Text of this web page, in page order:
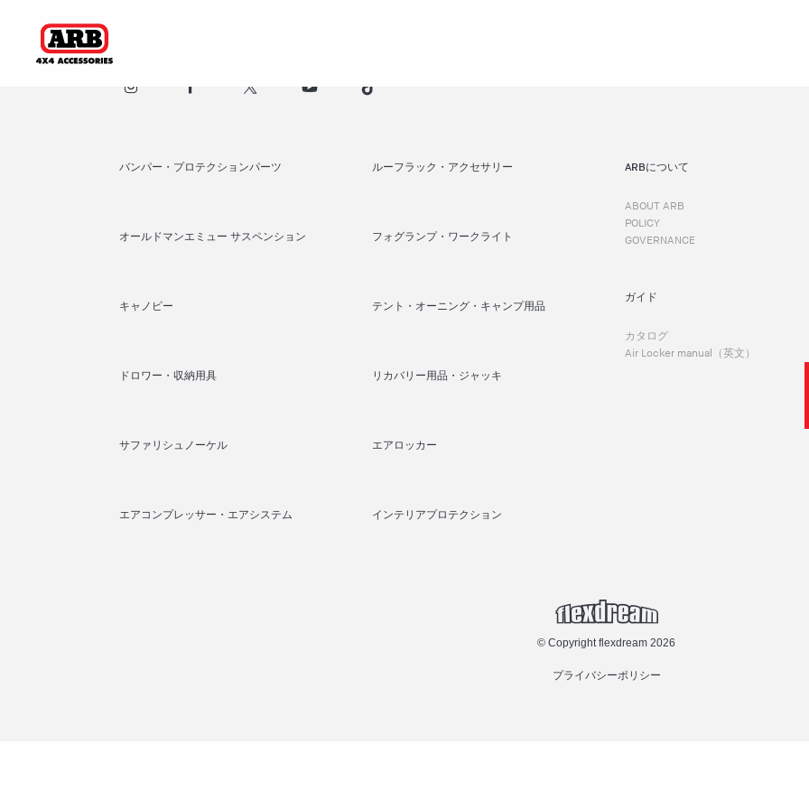
バンパー・プロテクションパーツ ルーフラック・アクセサリー
オールドマンエミュー サスペンション フォグランプ・ワークライト
キャノピー テント・オーニング・キャンプ用品
ドロワー・収納用具 リカバリー用品・ジャッキ
サファリシュノーケル エアロッカー
エアコンプレッサー・エアシステム インテリアプロテクション
ARBについて
ABOUT ARB
POLICY
GOVERNANCE
ガイド
カタログ
Air Locker manual（英文）
© Copyright flexdream 2026
プライバシーポリシー